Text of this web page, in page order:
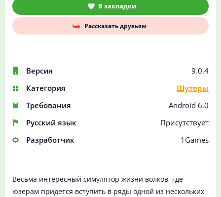
Версия
9.0.4
Категория
Шутеры
Требования
Android 6.0
Русский язык
Присутствует
Разработчик
1Games
В закладки
Рассказать друзьям
Весьма интересный симулятор жизни волков, где
юзерам придется вступить в ряды одной из нескольких